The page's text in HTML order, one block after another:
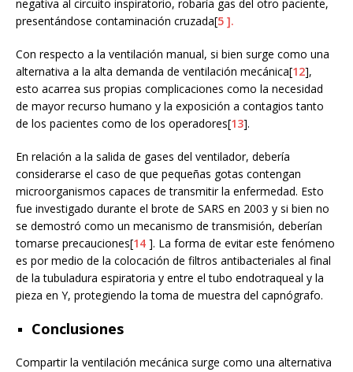
negativa al circuito inspiratorio, robaría gas del otro paciente,
presentándose contaminación cruzada[5 ].
Con respecto a la ventilación manual, si bien surge como una
alternativa a la alta demanda de ventilación mecánica[12],
esto acarrea sus propias complicaciones como la necesidad
de mayor recurso humano y la exposición a contagios tanto
de los pacientes como de los operadores[13].
En relación a la salida de gases del ventilador, debería
considerarse el caso de que pequeñas gotas contengan
microorganismos capaces de transmitir la enfermedad. Esto
fue investigado durante el brote de SARS en 2003 y si bien no
se demostró como un mecanismo de transmisión, deberían
tomarse precauciones[14 ]. La forma de evitar este fenómeno
es por medio de la colocación de filtros antibacteriales al final
de la tubuladura espiratoria y entre el tubo endotraqueal y la
pieza en Y, protegiendo la toma de muestra del capnógrafo.
Conclusiones
Compartir la ventilación mecánica surge como una alternativa